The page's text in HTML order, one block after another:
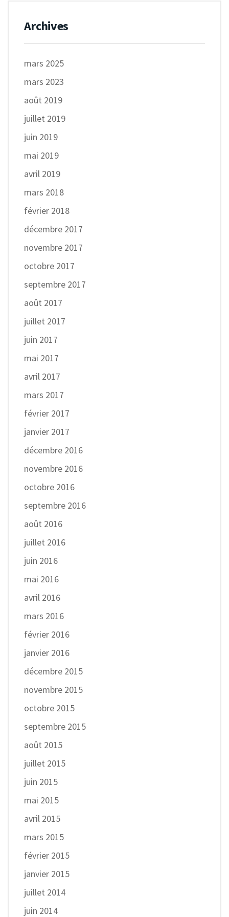
Archives
mars 2025
mars 2023
août 2019
juillet 2019
juin 2019
mai 2019
avril 2019
mars 2018
février 2018
décembre 2017
novembre 2017
octobre 2017
septembre 2017
août 2017
juillet 2017
juin 2017
mai 2017
avril 2017
mars 2017
février 2017
janvier 2017
décembre 2016
novembre 2016
octobre 2016
septembre 2016
août 2016
juillet 2016
juin 2016
mai 2016
avril 2016
mars 2016
février 2016
janvier 2016
décembre 2015
novembre 2015
octobre 2015
septembre 2015
août 2015
juillet 2015
juin 2015
mai 2015
avril 2015
mars 2015
février 2015
janvier 2015
juillet 2014
juin 2014